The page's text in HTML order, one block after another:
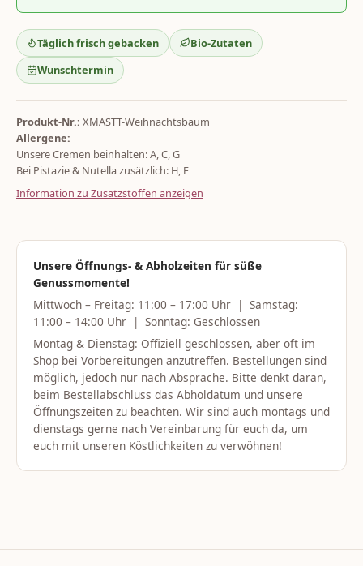
Täglich frisch gebacken
Bio-Zutaten
Wunschtermin
Produkt-Nr.: XMASTT-Weihnachtsbaum
Allergene:
Unsere Cremen beinhalten: A, C, G
Bei Pistazie & Nutella zusätzlich: H, F
Information zu Zusatzstoffen anzeigen
Unsere Öffnungs- & Abholzeiten für süße
Genussmomente!
Mittwoch – Freitag: 11:00 – 17:00 Uhr | Samstag:
11:00 – 14:00 Uhr | Sonntag: Geschlossen
Montag & Dienstag: Offiziell geschlossen, aber oft im
Shop bei Vorbereitungen anzutreffen. Bestellungen sind
möglich, jedoch nur nach Absprache. Bitte denkt daran,
beim Bestellabschluss das Abholdatum und unsere
Öffnungszeiten zu beachten. Wir sind auch montags und
dienstags gerne nach Vereinbarung für euch da, um
euch mit unseren Köstlichkeiten zu verwöhnen!